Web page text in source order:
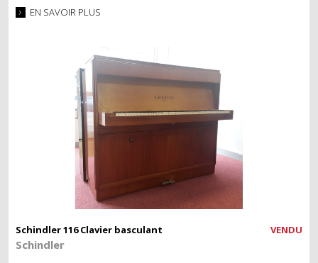
EN SAVOIR PLUS
VENDU
Schindler 116 Clavier basculant
Schindler